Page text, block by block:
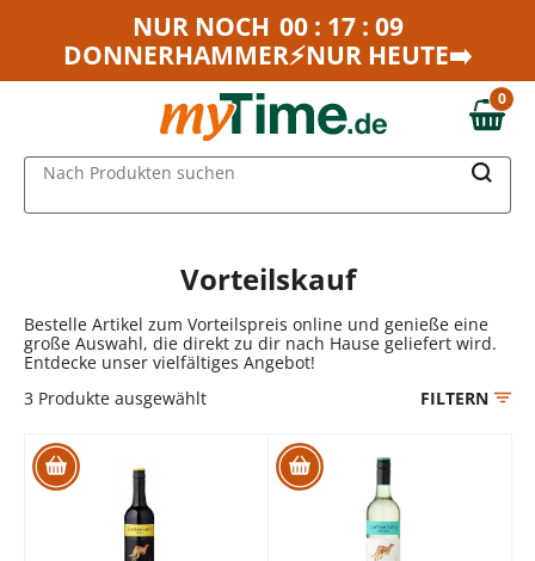
Zum Hauptinhalt springen
Zur Navigation springen
NUR NOCH 00 : 17 : 09
DONNERHAMMER⚡NUR HEUTE➡️
0,00 €
0
Nach Produkten suchen
Vorteilskauf
Bestelle Artikel zum Vorteilspreis online und genieße eine
große Auswahl, die direkt zu dir nach Hause geliefert wird.
Entdecke unser vielfältiges Angebot!
3 Produkte ausgewählt FILTERN